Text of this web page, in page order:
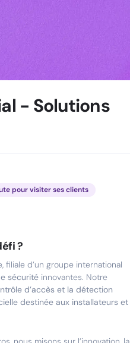
- Solutions
pour visiter ses clients
?
filiale d’un groupe international
sécurité innovantes. Notre
d’accès et la détection
destinée aux installateurs et